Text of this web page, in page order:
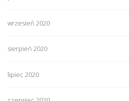
wrzesień 2020
sierpień 2020
lipiec 2020